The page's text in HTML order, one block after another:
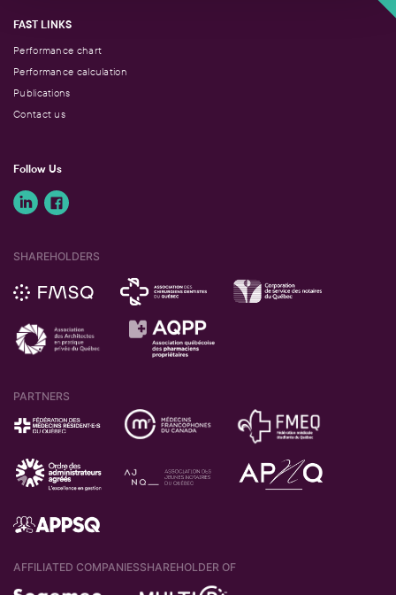
FAST LINKS
Performance chart
Performance calculation
Publications
Contact us
Follow Us
SHAREHOLDERS
PARTNERS
AFFILIATED COMPANIESSHAREHOLDER OF